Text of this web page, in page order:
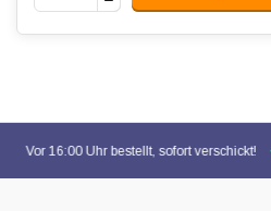
Vor 16:00 Uhr bestellt, sofort verschickt!